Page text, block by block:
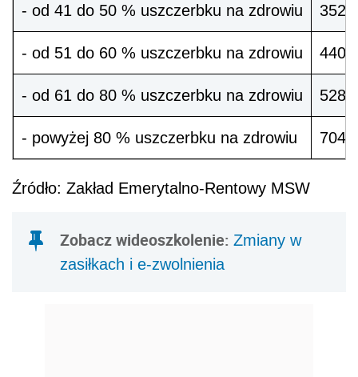
- od 41 do 50 % uszczerbku na zdrowiu
- od 51 do 60 % uszczerbku na zdrowiu
- od 61 do 80 % uszczerbku na zdrowiu
- powyżej 80 % uszczerbku na zdrowiu
Źródło: Zakład Emerytalno-Rentowy MSW
Zobacz wideoszkolenie: Zmiany w
zasiłkach i e-zwolnienia